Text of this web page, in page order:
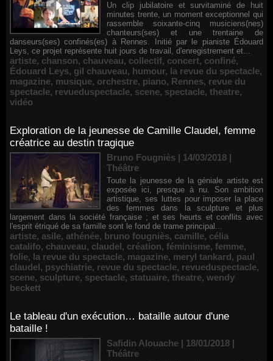
Un clip jubilatoire et survitaminé de huit
minutes trente, un moment exceptionnel qui
rassemble soixante-cinq musiciens(nes)
chanteurs(ses) et une trentaine de
danseurs(ses) confinés(es) à Rennes. Initié par le pianiste Édouard
Leys, ce projet représente huit jours de travail, d'enregistrement et...
artiste, chanson, chauveau, collectif, concert, confiné,
Édouard Leys, gil chauveau, humour, la revue du spectacle,
magazine, musique, orchestre, piano, Rennes, revue du
spectacle, revueduspectacle, scene, spectacle, theatre,
vidéo
Exploration de la jeunesse de Camille Claudel, femme
créatrice au destin tragique
Bruno Fougniès | 14/03/2018 |
Théâtre
Toute la jeunesse de la géniale artiste est
exposée ici, presque à nu. Son ambition
artistique, ses luttes pour imposer la place
des femmes dans la sculpture et plus
largement dans la société française ; et ses heurts et conflits avec
l'esprit étriqué de sa famille sont le fond de trame principal...
artiste, asile, athénée, bruno fougniès, camille, célia
catalifo, chauveau, claudel, création, féminisme, femme,
folie, la revue du spectacle, magazine, meryl tankard, paul
claudel, psychiatrie, revue du spectacle, revueduspectacle,
scene, sculpture, spectacle, statuaire, theatre, wendy
beckett
Le tableau d'un exécution… bataille autour d'une
bataille !
Safidin Alouache | 18/01/2018 |
Théâtre